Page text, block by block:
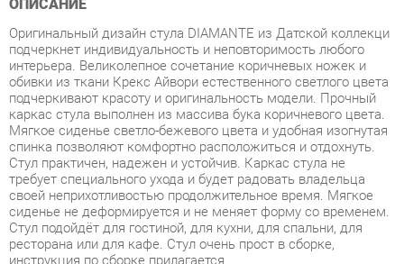
интерьера. Великолепное сочетание коричневых ножек и
обивки из ткани Крекс Айвори естественного светлого цвета
подчеркивают красоту и оригинальность модели. Прочный
каркас стула выполнен из массива бука коричневого цвета.
Мягкое сиденье светло-бежевого цвета и удобная изогнутая
спинка позволяют комфортно расположиться и отдохнуть.
Стул практичен, надежен и устойчив. Каркас стула не
требует специального ухода и будет радовать владельца
своей неприхотливостью продолжительное время. Мягкое
сиденье не деформируется и не меняет форму со временем.
Стул подойдёт для гостиной, для кухни, для спальни, для
ресторана или для кафе. Стул очень прост в сборке,
инструкция по сборке прилагается.
Условия покупки
Благодаря качественным фото, исчерпывающей информации